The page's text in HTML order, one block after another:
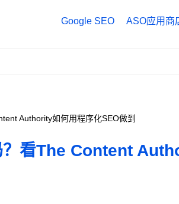
Google SEO ASO应用商
Authority如何用程序化SEO做到
看The Content